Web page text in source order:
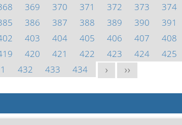
369 370 371 372 373 374
386 387 388 389 390 391
403 404 405 406 407 408
420 421 422 423 424 425
432 433 434 > >>